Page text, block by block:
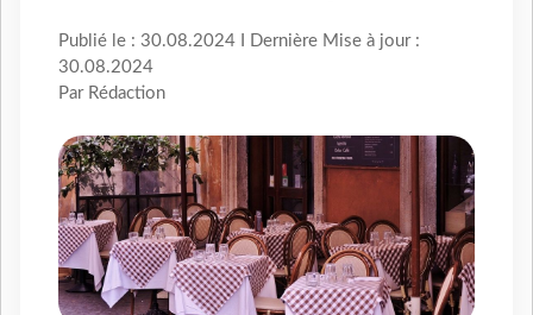
Publié le : 30.08.2024 I Dernière Mise à jour :
30.08.2024
Par Rédaction